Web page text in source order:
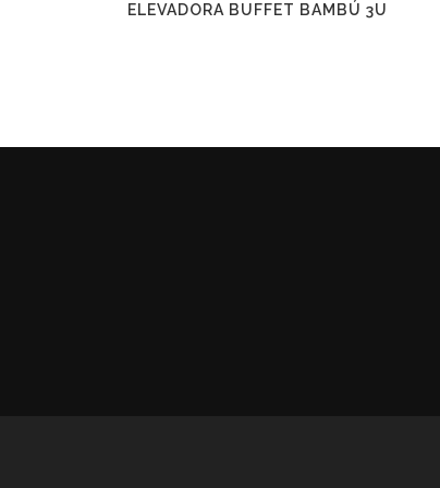
ELEVADORA BUFFET BAMBÚ 3U